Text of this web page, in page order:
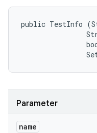
public TestInfo
Parameter
name